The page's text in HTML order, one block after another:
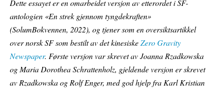
Dette essayet er en omarbeidet versjon av etterordet i SF-
antologien «En strek gjennom tyngdekraften»
(SolumBokvennen, 2022), og tjener som en oversiktsartikkel
over norsk SF som bestilt av det kinesiskeZero Gravity
Newspaper. Første versjon var skrevet av Joanna Rzadkowska
og Maria Dorothea Schrattenholz, gjeldende versjon er skrevet
av Rzadkowska og Rolf Enger, med god hjelp fra Karl Kristian